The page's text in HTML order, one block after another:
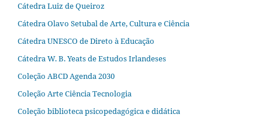
Cátedra Luiz de Queiroz
Cátedra Olavo Setubal de Arte, Cultura e Ciência
Cátedra UNESCO de Direto à Educação
Cátedra W. B. Yeats de Estudos Irlandeses
Coleção ABCD Agenda 2030
Coleção Arte Ciência Tecnologia
Coleção biblioteca psicopedagógica e didática